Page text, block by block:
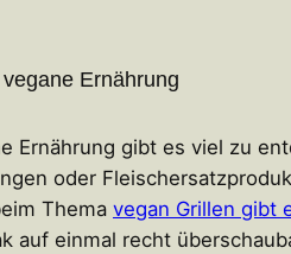
Ernährung
Ernährung gibt es viel zu
oder
Thema vegan Grillen gibt
auf einmal recht